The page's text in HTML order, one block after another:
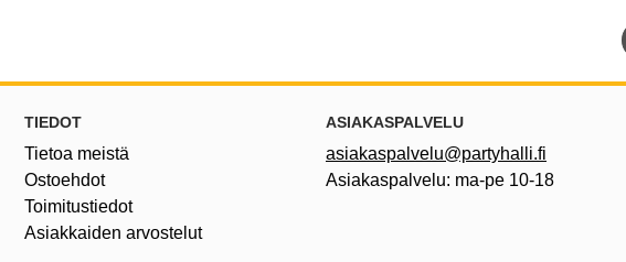
Alatunnisteen sisältö Sekalaista tietoa ja linkkejä
TIEDOT
Tietoa meistä
Ostoehdot
Toimitustiedot
Asiakkaiden arvostelut
ASIAKASPALVELU
asiakaspalvelu@partyhalli.fi
Asiakaspalvelu: ma-pe 10-18